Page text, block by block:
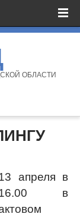
ОБЛАСТИ
апреля в
в